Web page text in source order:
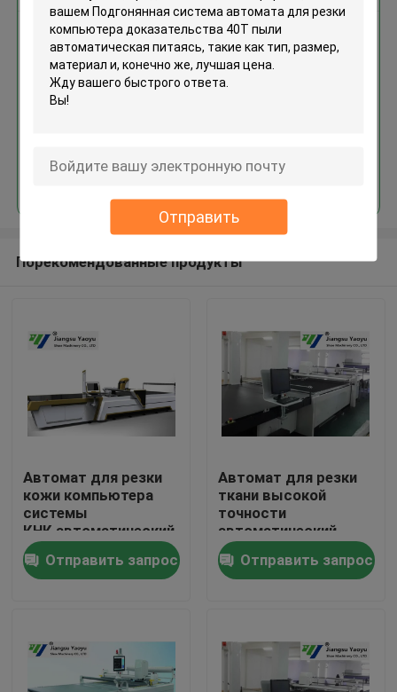
Отправить
Дом
О нас
Подгонянная система
автомата для резки
компьютера доказательства
Продолжать
Порекомендованные продукты
Автомат для резки
кожи компьютера
системы
КНК автоматический
для игрушки плюша
Отправить запрос
Автомат для резки
ткани высокой
точности
автоматический,
автомат для резки
лазера КНК
Отправить запрос